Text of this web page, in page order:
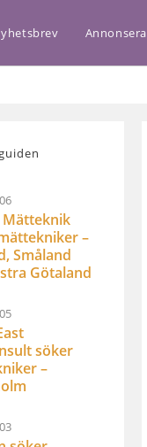
Annonsera
Mätteknik
–
Småland
Götaland
söker
–